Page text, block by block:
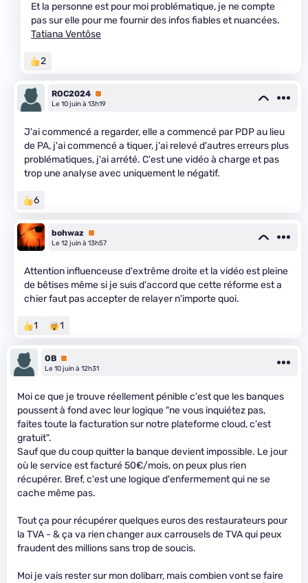
Et la personne est pour moi problématique, je ne compte
pas sur elle pour me fournir des infos fiables et nuancées.
Tatiana Ventôse
2
ROC2024 Premium
Le 10 juin à 13h19
J'ai commencé a regarder, elle a commencé par PDP au lieu
de PA, j'ai commencé a tiquer, j'ai relevé d'autres erreurs plus
problématiques, j'ai arrété. C'est une vidéo à charge et pas
trop une analyse avec uniquement le négatif.
6
bohwaz
Premium
Le 12 juin à 13h57
Attention influenceuse d'extrême droite et la vidéo est pleine
de bêtises même si je suis d'accord que cette réforme est a
chier faut pas accepter de relayer n'importe quoi.
1 1
OB Premium
Le 10 juin à 12h31
Moi ce que je trouve réellement pénible c'est que les banques
poussent à fond avec leur logique "ne vous inquiétez pas,
faites toute la facturation sur notre plateforme cloud, c'est
gratuit".
Sauf que du coup quitter la banque devient impossible. Le jour
où le service est facturé 50€/mois, on peux plus rien
récupérer. Bref, c'est une logique d'enfermement qui ne se
cache même pas.
Tout ça pour récupérer quelques euros des restaurateurs pour
la TVA - & ça va rien changer aux carrousels de TVA qui peux
fraudent des millions sans trop de soucis.
Moi je vais rester sur mon dolibarr, mais combien vont se faire